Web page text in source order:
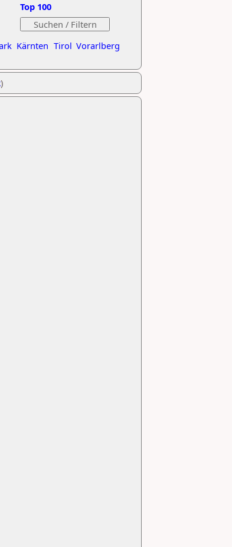
Kärnten Tirol Vorarlberg
Top 100
)